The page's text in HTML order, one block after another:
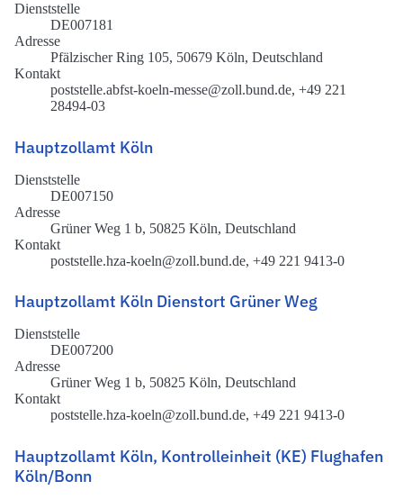
Dienststelle
DE007181
Adresse
Pfälzischer Ring 105, 50679 Köln, Deutschland
Kontakt
poststelle.abfst-koeln-messe@zoll.bund.de, +49 221
28494-03
Hauptzollamt Köln
Dienststelle
DE007150
Adresse
Grüner Weg 1 b, 50825 Köln, Deutschland
Kontakt
poststelle.hza-koeln@zoll.bund.de, +49 221 9413-0
Hauptzollamt Köln Dienstort Grüner Weg
Dienststelle
DE007200
Adresse
Grüner Weg 1 b, 50825 Köln, Deutschland
Kontakt
poststelle.hza-koeln@zoll.bund.de, +49 221 9413-0
Hauptzollamt Köln, Kontrolleinheit (KE) Flughafen
Köln/Bonn